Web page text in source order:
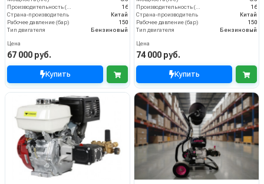
Производительность (л/мин)
16
Страна-производитель
Китай
Рабочее давление (бар)
150
Тип двигателя
Бензиновый
Цена
67 000 руб.
Купить
Производительность (л/мин)
16
Страна-производитель
Китай
Рабочее давление (бар)
150
Тип двигателя
Бензиновый
Цена
74 000 руб.
Купить